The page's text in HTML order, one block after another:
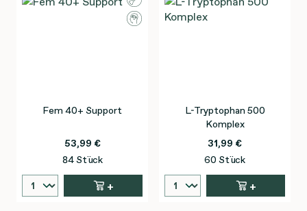
Fem 40+ Support
53,99 €
84 Stück
+
L-Tryptophan 500
Komplex
31,99 €
60 Stück
+